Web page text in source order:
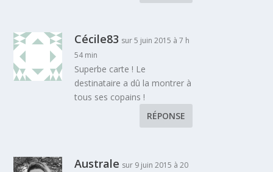
Cécile83 sur 5 juin 2015 à 7 h
54 min
Superbe carte ! Le
destinataire a dû la montrer à
tous ses copains !
RÉPONSE
Australe sur 9 juin 2015 à 20